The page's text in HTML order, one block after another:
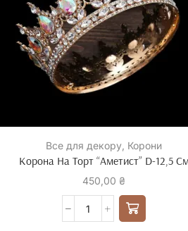
Все для декору Корони
Корона На Торт “Аметист” D-12,5
450,00 ₴